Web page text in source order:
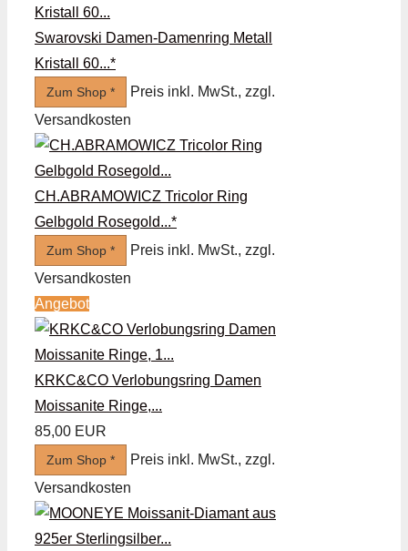
Swarovski Damen-Damenring Metall
Kristall 60...*
Zum Shop *
Preis inkl. MwSt., zzgl.
Versandkosten
CH.ABRAMOWICZ Tricolor Ring
Gelbgold Rosegold...*
Zum Shop *
Preis inkl. MwSt., zzgl.
Versandkosten
Angebot
KRKC&CO Verlobungsring Damen
Moissanite Ringe,...
85,00 EUR
Zum Shop *
Preis inkl. MwSt., zzgl.
Versandkosten